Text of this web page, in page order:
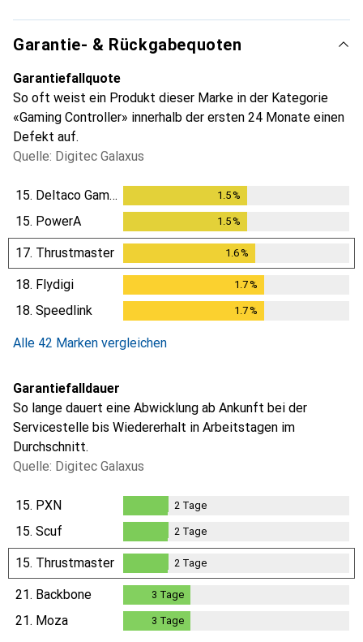
Garantie- & Rückgabequoten
Garantiefallquote
So oft weist ein Produkt dieser Marke in der Kategorie
«Gaming Controller» innerhalb der ersten 24 Monate einen
Defekt auf.
Quelle: Digitec Galaxus
15. Deltaco Gaming 1.5%
15. PowerA 1.5%
17. Thrustmaster 1.6%
18. Flydigi 1.7%
18. Speedlink 1.7%
Alle 42 Marken vergleichen
Garantiefalldauer
So lange dauert eine Abwicklung ab Ankunft bei der
Servicestelle bis Wiedererhalt in Arbeitstagen im
Durchschnitt.
Quelle: Digitec Galaxus
15. PXN
2Tage
2 Tage
15. Scuf
2Tage
2 Tage
15. Thrustmaster
2Tage
2 Tage
21. Backbone 3 Tage
21. Moza 3 Tage